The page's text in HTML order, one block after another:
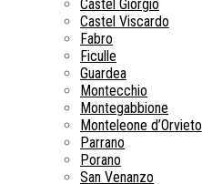
Castel Giorgio
Castel Viscardo
Fabro
Ficulle
Guardea
Montecchio
Montegabbione
Monteleone d’Orvieto
Parrano
Porano
San Venanzo